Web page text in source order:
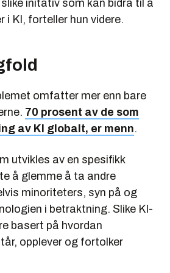
initativ som kan bidra til å
i KI, forteller hun videre.
omfatter mer enn bare
70 prosent av de som
av KI globalt, er menn.
utvikles av en spesifikk
å glemme å ta andre
minoriteters, syn på og
i betraktning. Slike KI-
basert på hvordan
opplever og fortolker